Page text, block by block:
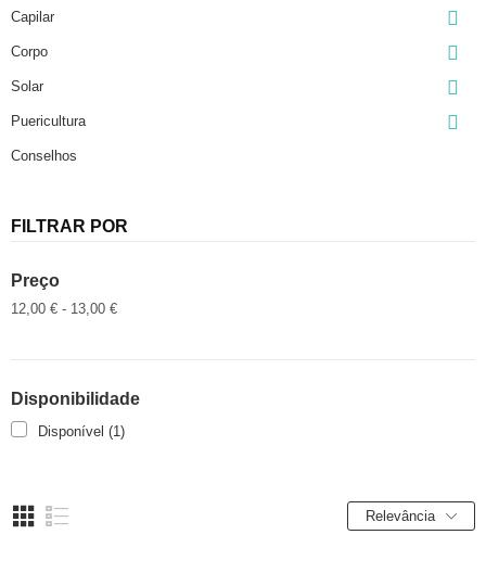
Capilar 
Corpo 
Solar 
Puericultura 
Conselhos
FILTRAR POR
Preço
12,00 € - 13,00 €
Disponibilidade
Disponível(1)
Relevância